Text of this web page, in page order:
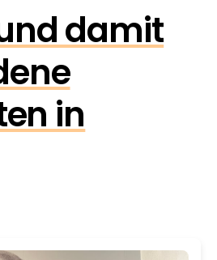
damit
in